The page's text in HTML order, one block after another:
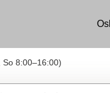
So 8:00–16:00)